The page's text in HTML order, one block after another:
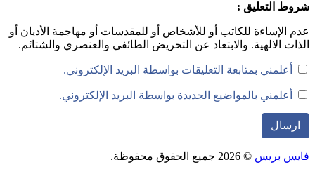
التعليق :
الإساءة للكاتب أو للأشخاص أو للمقدسات أو مهاجمة الأديان أو
الالهية. والابتعاد عن التحريض الطائفي والعنصري والشتائم.
أعلمني بمتابعة التعليقات بواسطة البريد الإلكتروني.
أعلمني بالمواضيع الجديدة بواسطة البريد الإلكتروني.
بريس © 2026 جميع الحقوق محفوظة.